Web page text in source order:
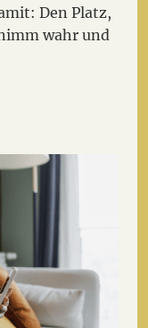
Den Platz,
wahr und